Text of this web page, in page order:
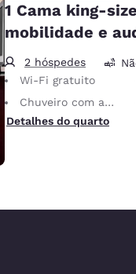
1 Cama king-
mobilidade e
2 hóspedes
Wi-Fi gratuito
Chuveiro com acessibilidade para cadeira de rodas
Detalhes do quarto